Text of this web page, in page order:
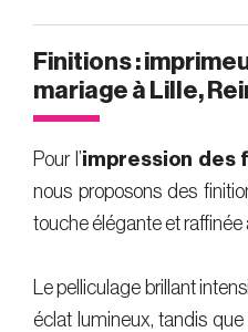
Finitions :
mariage à Lille,
Pour l’impression des
nous proposons des
touche élégante et raffinée
Le pelliculage brillant
éclat lumineux, tandis